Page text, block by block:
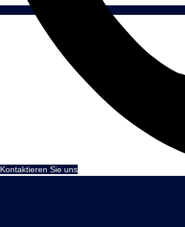
Kontaktieren Sie uns